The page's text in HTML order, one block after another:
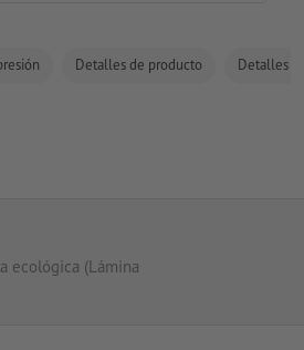
Detalles de producto Detalles
de favoritos
ecológica (Lámina